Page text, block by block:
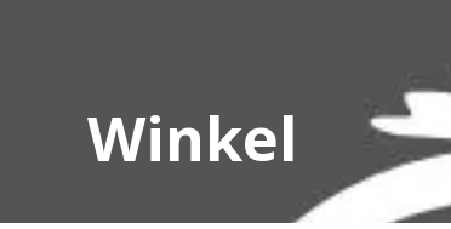
Winkel